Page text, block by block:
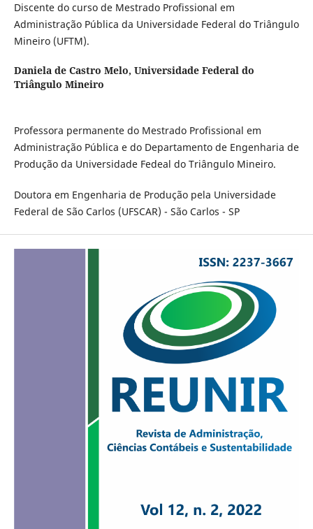
Discente do curso de Mestrado Profissional em
Administração Pública da Universidade Federal do Triângulo
Mineiro (UFTM).
Daniela de Castro Melo, Universidade Federal do
Triângulo Mineiro
Professora permanente do Mestrado Profissional em
Administração Pública e do Departamento de Engenharia de
Produção da Universidade Fedeal do Triângulo Mineiro.
Doutora em Engenharia de Produção pela Universidade
Federal de São Carlos (UFSCAR) - São Carlos - SP